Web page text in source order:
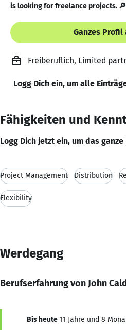
is looking for freelance projects. 🔎
Ganzes Profil
Freiberuflich, Limited
Logg Dich ein, um alle
Fähigkeiten und
Logg Dich jetzt ein, um das
Project Management Distribution
Flexibility
Werdegang
Berufserfahrung von John
Bis heute 11 Jahre und 8